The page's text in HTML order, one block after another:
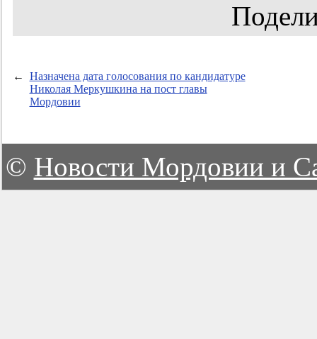
←
Назначена дата голосования по кандидатуре
Николая Меркушкина на пост главы
Мордовии
© Новости Мордовии и